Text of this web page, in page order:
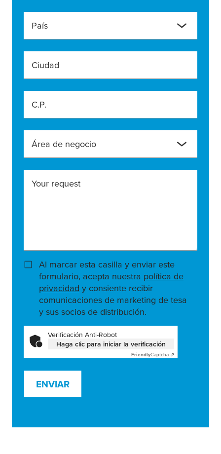
País
Ciudad
C.P.
Área de negocio
Your request
Al marcar esta casilla y enviar este
formulario, acepta nuestra política de
privacidad y consiente recibir
comunicaciones de marketing de tesa
y sus socios de distribución.
Verificación Anti-Robot
Haga clic para iniciar la verificación
FriendlyCaptcha ⇗
ENVIAR